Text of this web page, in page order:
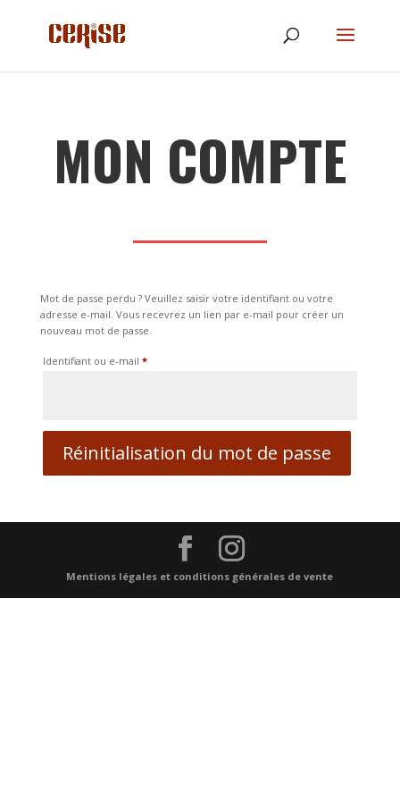
MON COMPTE
Mot de passe perdu ? Veuillez saisir votre identifiant ou votre
adresse e-mail. Vous recevrez un lien par e-mail pour créer un
nouveau mot de passe.
Identifiant ou e-mail *Obligatoire
Réinitialisation du mot de passe
Mentions légales et conditions générales de vente